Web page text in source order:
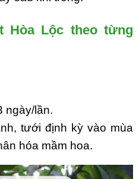
Hòa Lộc theo từng
ngày/lần.
tưới định kỳ vào mùa
hóa mầm hoa.